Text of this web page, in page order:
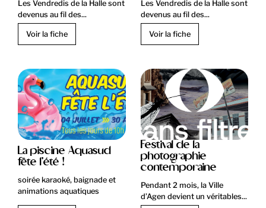
Les Vendredis de la Halle sont
devenus au fil des...
Voir la fiche
Les Vendredis de la Halle sont
devenus au fil des...
Voir la fiche
La piscine Aquasud
fête l'été !
soirée karaoké, baignade et
animations aquatiques
Festival de la
photographie
contemporaine
Pendant 2 mois, la Ville
d’Agen devient un véritables...